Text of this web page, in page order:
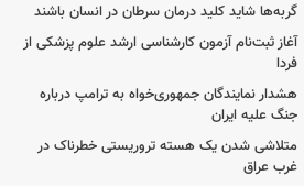
گربه‌ها شاید کلید درمان سرطان در انسان باشند
آغاز ثبت‌نام‌ آزمون کارشناسی ارشد علوم پزشکی از
فردا
هشدار نمایندگان جمهوری‌خواه به ترامپ درباره
جنگ علیه ایران
متلاشی شدن یک هسته تروریستی خطرناک در
غرب عراق